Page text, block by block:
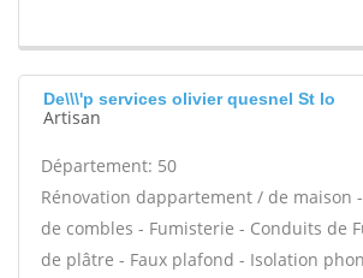
De\\\'p services olivier quesnel St lo
Artisan
Département: 50
Rénovation dappartement / de maison
de combles - Fumisterie - Conduits de
de plâtre - Faux plafond - Isolation